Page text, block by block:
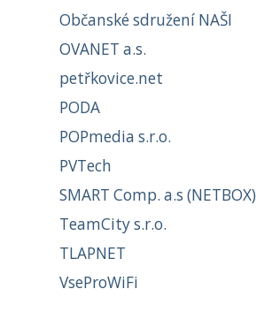
Občanské sdružení NAŠI
OVANET a.s.
petřkovice.net
PODA
POPmedia s.r.o.
PVTech
SMART Comp. a.s (NETBOX)
TeamCity s.r.o.
TLAPNET
VseProWiFi